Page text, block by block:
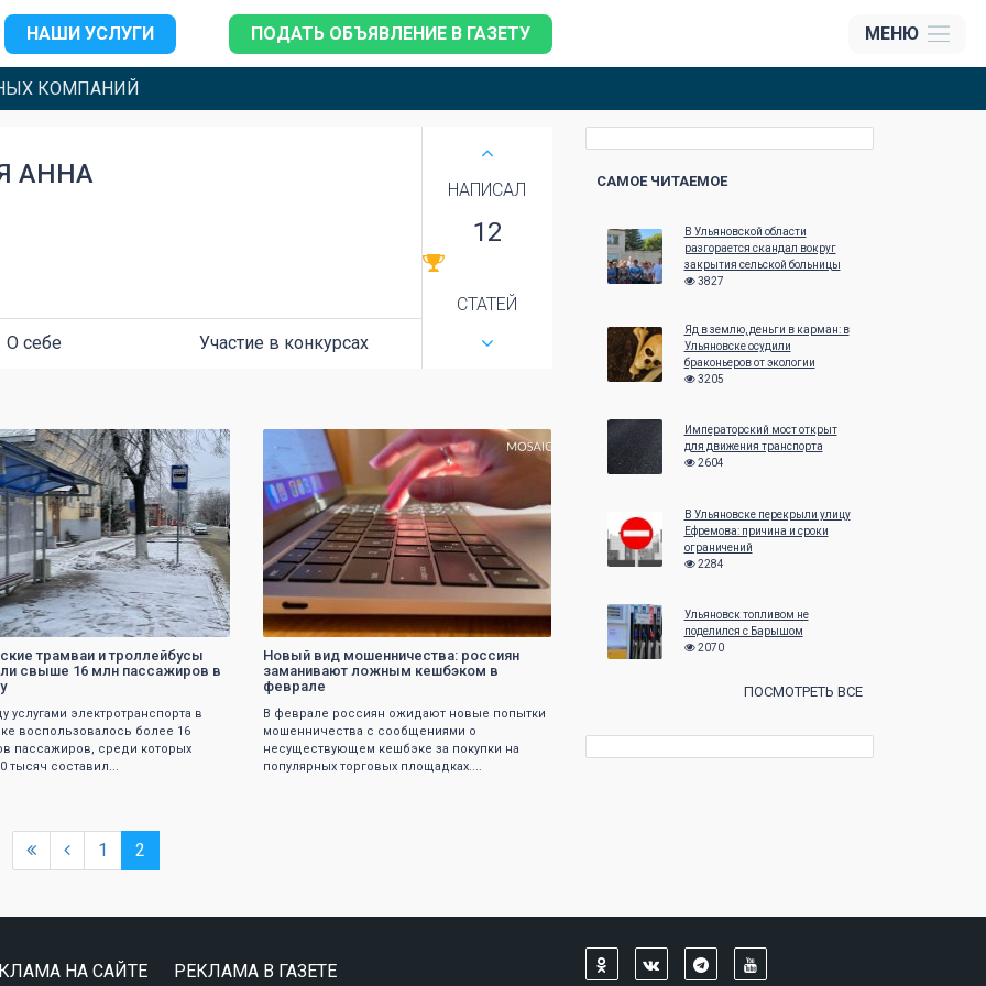
НАШИ УСЛУГИ ПОДАТЬ ОБЪЯВЛЕНИЕ В ГАЗЕТУ МЕНЮ
КОМПАНИЙ
НАПИСАЛ
12
СТАТЕЙ
АННА
О себе Участие в конкурсах
0
трамваи и троллейбусы
свыше 16 млн пассажиров в
услугами электротранспорта в
воспользовалось более 16
пассажиров, среди которых
тысяч составил...
0
Новый вид мошенничества: россиян
заманивают ложным кешбэком в
феврале
В феврале россиян ожидают новые попытки
мошенничества с сообщениями о
несуществующем кешбэке за покупки на
популярных торговых площадках....
1 2
САМОЕ ЧИТАЕМОЕ
В Ульяновской области
разгорается скандал вокруг
закрытия сельской больницы
3827
Яд в землю, деньги в карман: в
Ульяновске осудили
браконьеров от экологии
3205
Императорский мост открыт
для движения транспорта
2604
В Ульяновске перекрыли улицу
Ефремова: причина и сроки
ограничений
2284
Ульяновск топливом не
поделился с Барышом
2070
ПОСМОТРЕТЬ ВСЕ
НА САЙТЕ РЕКЛАМА В ГАЗЕТЕ